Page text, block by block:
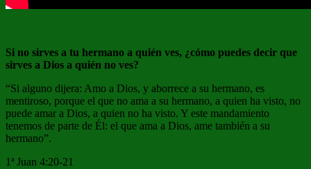
Si no sirves a tu hermano a quién ves, ¿cómo puedes decir que
sirves a Dios a quién no ves?
“Si alguno dijera: Amo a Dios, y aborrece a su hermano, es
mentiroso, porque el que no ama a su hermano, a quien ha visto, no
puede amar a Dios, a quien no ha visto. Y este mandamiento
tenemos de parte de Él: el que ama a Dios, ame también a su
hermano”.
1ª Juan 4:20-21